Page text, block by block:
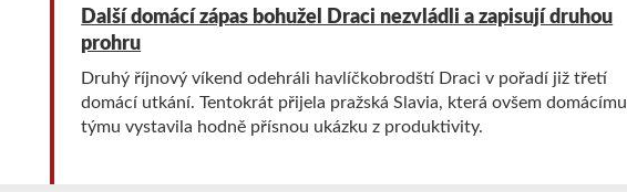
Další domácí zápas bohužel Draci nezvládli a zapisují druhou
prohru
Druhý říjnový víkend odehráli havlíčkobrodští Draci v pořadí již třetí
domácí utkání. Tentokrát přijela pražská Slavia, která ovšem domácímu
týmu vystavila hodně přísnou ukázku z produktivity.